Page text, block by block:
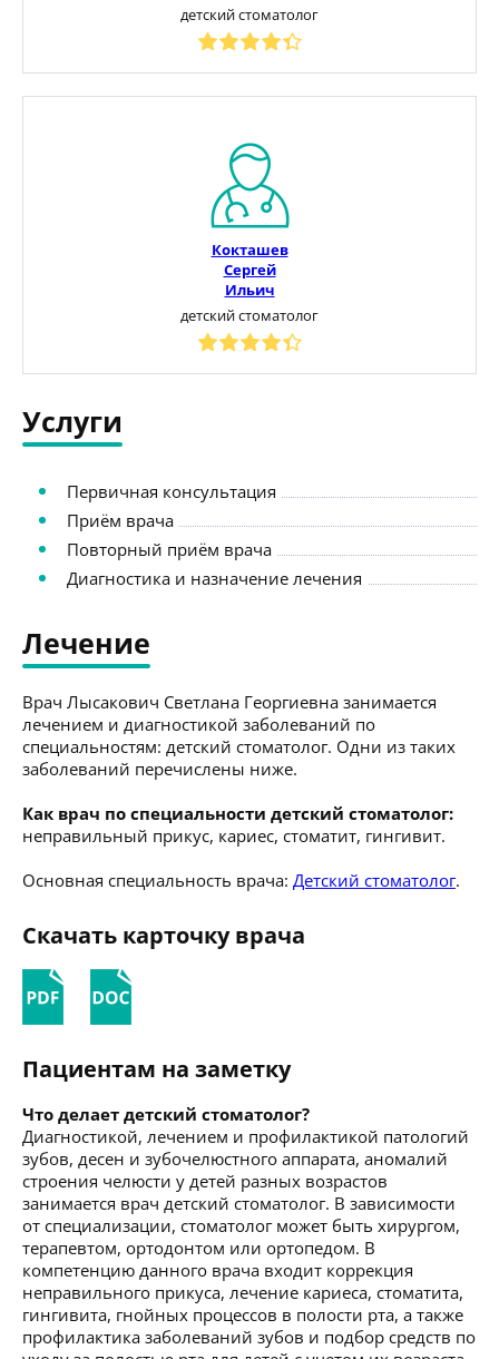
детский стоматолог
Кокташев
Сергей
Ильич
детский стоматолог
Услуги
Первичная консультация
Приём врача
Повторный приём врача
Диагностика и назначение лечения
Лечение
Врач Лысакович Светлана Георгиевна занимается
лечением и диагностикой заболеваний по
специальностям: детский стоматолог. Одни из таких
заболеваний перечислены ниже.
Как врач по специальности детский стоматолог:
неправильный прикус, кариес, стоматит, гингивит.
Основная специальность врача: Детский стоматолог.
Скачать карточку врача
Пациентам на заметку
Что делает детский стоматолог?
Диагностикой, лечением и профилактикой патологий
зубов, десен и зубочелюстного аппарата, аномалий
строения челюсти у детей разных возрастов
занимается врач детский стоматолог. В зависимости
от специализации, стоматолог может быть хирургом,
терапевтом, ортодонтом или ортопедом. В
компетенцию данного врача входит коррекция
неправильного прикуса, лечение кариеса, стоматита,
гингивита, гнойных процессов в полости рта, а также
профилактика заболеваний зубов и подбор средств по